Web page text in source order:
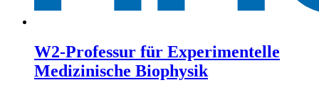
W2-Professur für Experimentelle
Medizinische Biophysik